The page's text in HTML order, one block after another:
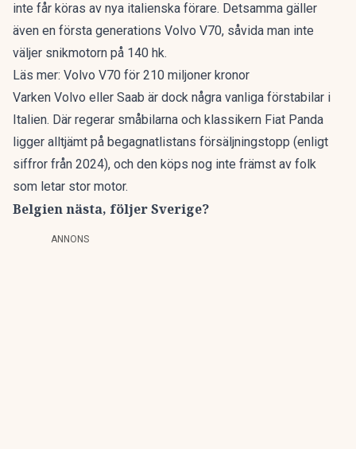
inte får köras av nya italienska förare. Detsamma gäller
även en första generations Volvo V70, såvida man inte
väljer snikmotorn på 140 hk.
Läs mer: Volvo V70 för 210 miljoner kronor
Varken Volvo eller Saab är dock några vanliga förstabilar i
Italien. Där regerar småbilarna och klassikern Fiat Panda
ligger alltjämt på begagnatlistans försäljningstopp (enligt
siffror från 2024), och den köps nog inte främst av folk
som letar stor motor.
Belgien nästa, följer Sverige?
ANNONS